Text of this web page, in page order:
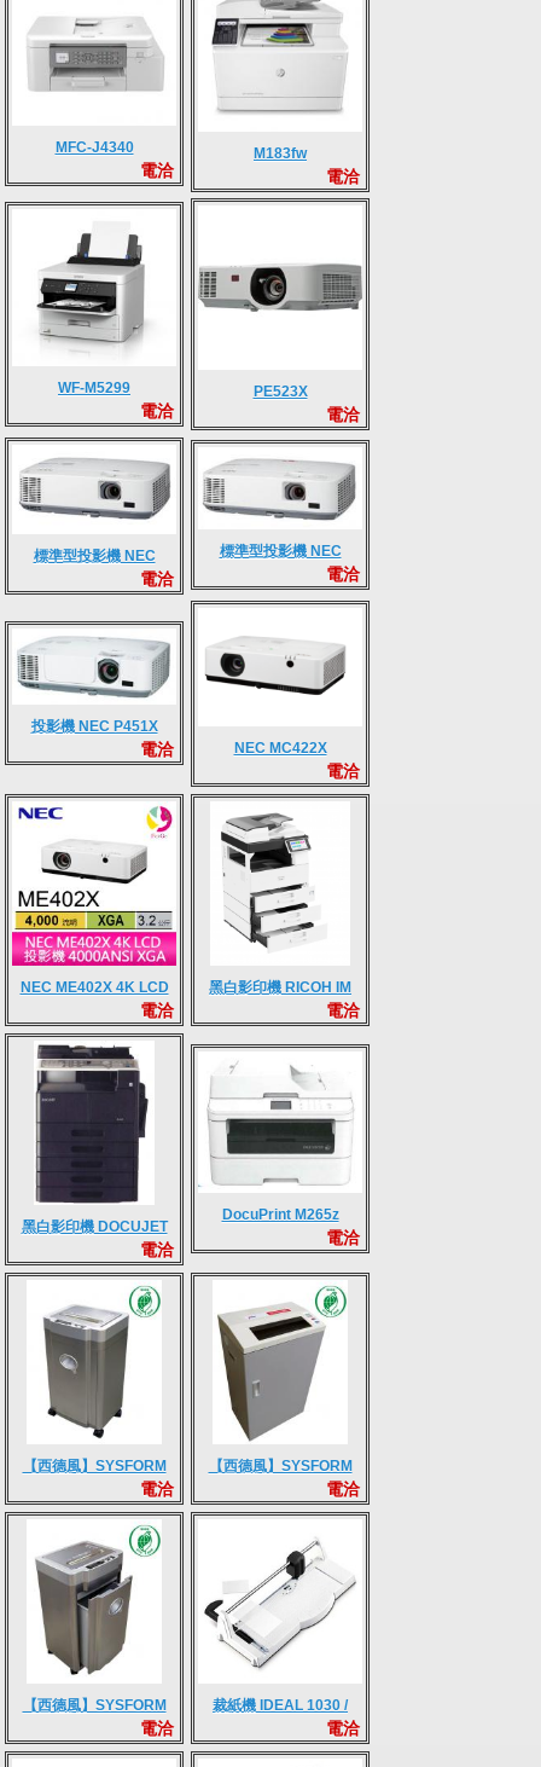
MFC-J4340
電洽
M183fw
電洽
WF-M5299
電洽
PE523X
電洽
標準型投影機 NEC
電洽
標準型投影機 NEC
電洽
投影機 NEC P451X
電洽 NEC MC422X
電洽
NEC ME402X 4K LCD
投影機 4000ANSI XGA
電洽
黑白影印機 RICOH IM
2702 全新智能影印機
電洽
黑白影印機 DOCUJET
電洽
DocuPrint M265z
電洽
【西德風】SYSFORM
235A 碎紙機 (短碎狀)
電洽
【西德風】SYSFORM
3120H碎紙機 (短碎狀)
電洽
【西德風】SYSFORM
2320 碎紙機 (短碎狀)
電洽
裁紙機 IDEAL 1030 /
電洽